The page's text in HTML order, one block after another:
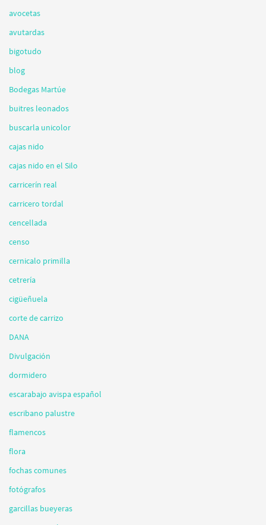
avocetas
avutardas
bigotudo
blog
Bodegas Martúe
buitres leonados
buscarla unicolor
cajas nido
cajas nido en el Silo
carricerín real
carricero tordal
cencellada
censo
cernicalo primilla
cetrería
cigüeñuela
corte de carrizo
DANA
Divulgación
dormidero
escarabajo avispa español
escribano palustre
flamencos
flora
fochas comunes
fotógrafos
garcillas bueyeras